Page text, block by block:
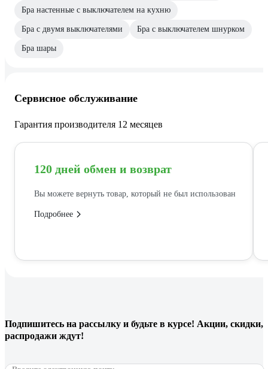
Бра настенные с выключателем на кухню
Бра с двумя выключателями Бра с выключателем шнурком
Бра шары
Сервисное обслуживание
Гарантия производителя 12 месяцев
120 дней обмен и возврат
Вы можете вернуть товар, который не был использован
Подробнее
Подпишитесь на рассылку и будьте в курсе! Акции, скидки,
распродажи ждут!